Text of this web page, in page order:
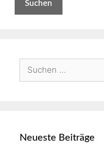
Neueste Beiträge